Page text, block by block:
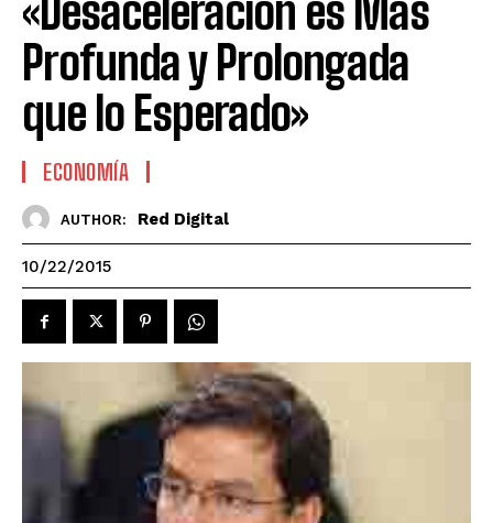
«Desaceleración es Más
Profunda y Prolongada
que lo Esperado»
ECONOMÍA
AUTHOR: Red Digital
10/22/2015